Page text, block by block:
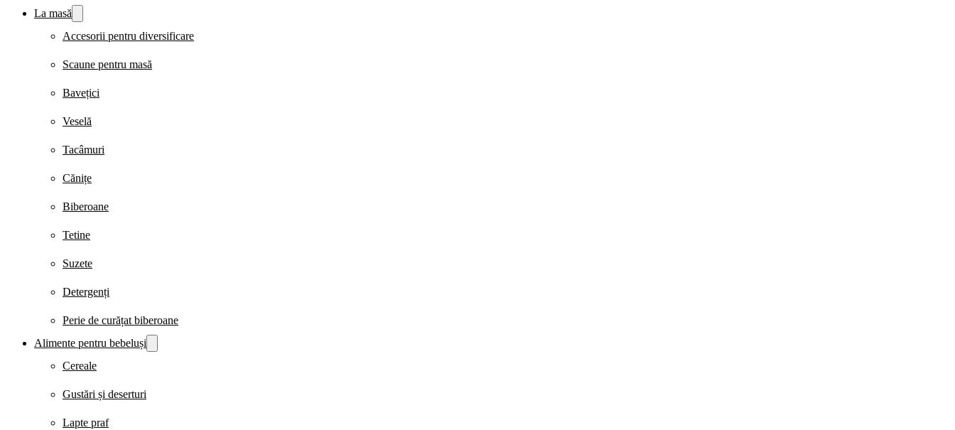
La masă
Accesorii pentru diversificare
Scaune pentru masă
Bavețici
Veselă
Tacâmuri
Cănițe
Biberoane
Tetine
Suzete
Detergenți
Perie de curățat biberoane
Alimente pentru bebeluși
Cereale
Gustări și deserturi
Lapte praf